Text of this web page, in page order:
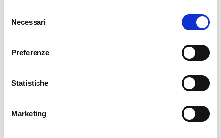
delNecessari
Preferenze
Statistiche
Marketing